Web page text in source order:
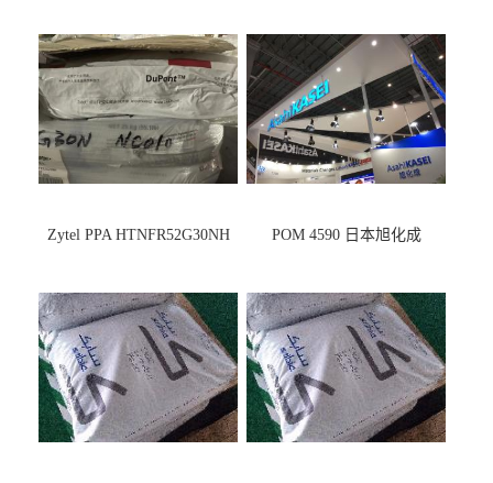
Zytel PPA HTNFR52G30NH POM 4590 日本旭化成